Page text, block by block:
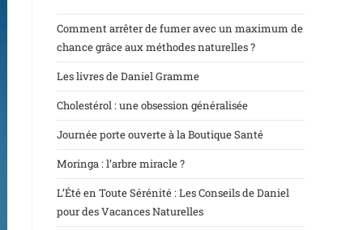
Comment arrêter de fumer avec un maximum de
chance grâce aux méthodes naturelles ?
Les livres de Daniel Gramme
Cholestérol : une obsession généralisée
Journée porte ouverte à la Boutique Santé
Moringa : l’arbre miracle ?
L’Été en Toute Sérénité : Les Conseils de Daniel
pour des Vacances Naturelles